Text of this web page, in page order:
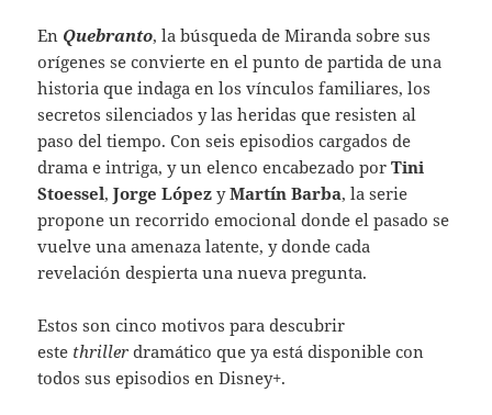
En Quebranto, la búsqueda de Miranda sobre sus
orígenes se convierte en el punto de partida de una
historia que indaga en los vínculos familiares, los
secretos silenciados y las heridas que resisten al
paso del tiempo. Con seis episodios cargados de
drama e intriga, y un elenco encabezado porTini
Stoessel,Jorge LópezyMartín Barba, la serie
propone un recorrido emocional donde el pasado se
vuelve una amenaza latente, y donde cada
revelación despierta una nueva pregunta.
Estos son cinco motivos para descubrir
este thriller dramático que ya está disponible con
todos sus episodios en Disney+.